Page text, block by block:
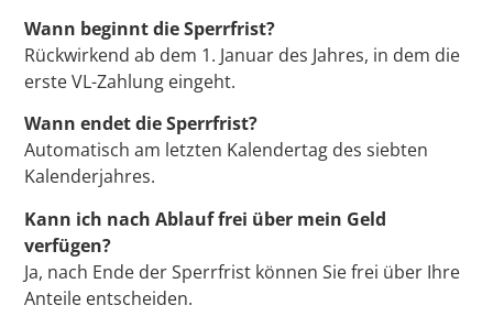
Wann beginnt die Sperrfrist?
Rückwirkend ab dem 1. Januar des Jahres, in dem die
erste VL-Zahlung eingeht.
Wann endet die Sperrfrist?
Automatisch am letzten Kalendertag des siebten
Kalenderjahres.
Kann ich nach Ablauf frei über mein Geld
verfügen?
Ja, nach Ende der Sperrfrist können Sie frei über Ihre
Anteile entscheiden.